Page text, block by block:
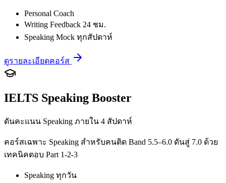
Personal Coach
Writing Feedback 24 ชม.
Speaking Mock ทุกสัปดาห์
ดูรายละเอียดคอร์ส
IELTS Speaking Booster
ดันคะแนน Speaking ภายใน 4 สัปดาห์
คอร์สเฉพาะ Speaking สำหรับคนติด Band 5.5–6.0 ดันสู่ 7.0 ด้วย
เทคนิคตอบ Part 1-2-3
Speaking ทุกวัน